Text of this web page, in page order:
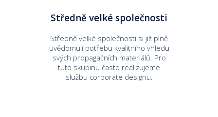
Středně velké společnosti
Středně velké společnosti si již plně
uvědomují potřebu kvalitního vhledu
svých propagačních materiálů. Pro
tuto skupinu často realizujeme
službu corporate designu.